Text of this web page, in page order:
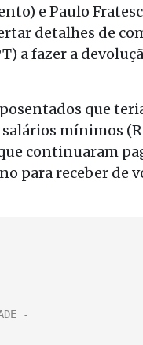
e Paulo
detalhes de
a fazer a
que
mínimos
continuaram
para receber de